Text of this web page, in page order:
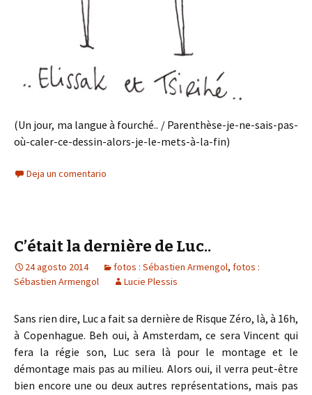
(Un jour, ma langue à fourché.. / Parenthèse-je-ne-sais-pas-
où-caler-ce-dessin-alors-je-le-mets-à-la-fin)
Deja un comentario
C’était la dernière de Luc..
24 agosto 2014 fotos : Sébastien Armengol, fotos :
Sébastien Armengol
Lucie Plessis
Sans rien dire, Luc a fait sa dernière de Risque Zéro, là, à 16h,
à Copenhague. Beh oui, à Amsterdam, ce sera Vincent qui
fera la régie son, Luc sera là pour le montage et le
démontage mais pas au milieu. Alors oui, il verra peut-être
bien encore une ou deux autres représentations, mais pas